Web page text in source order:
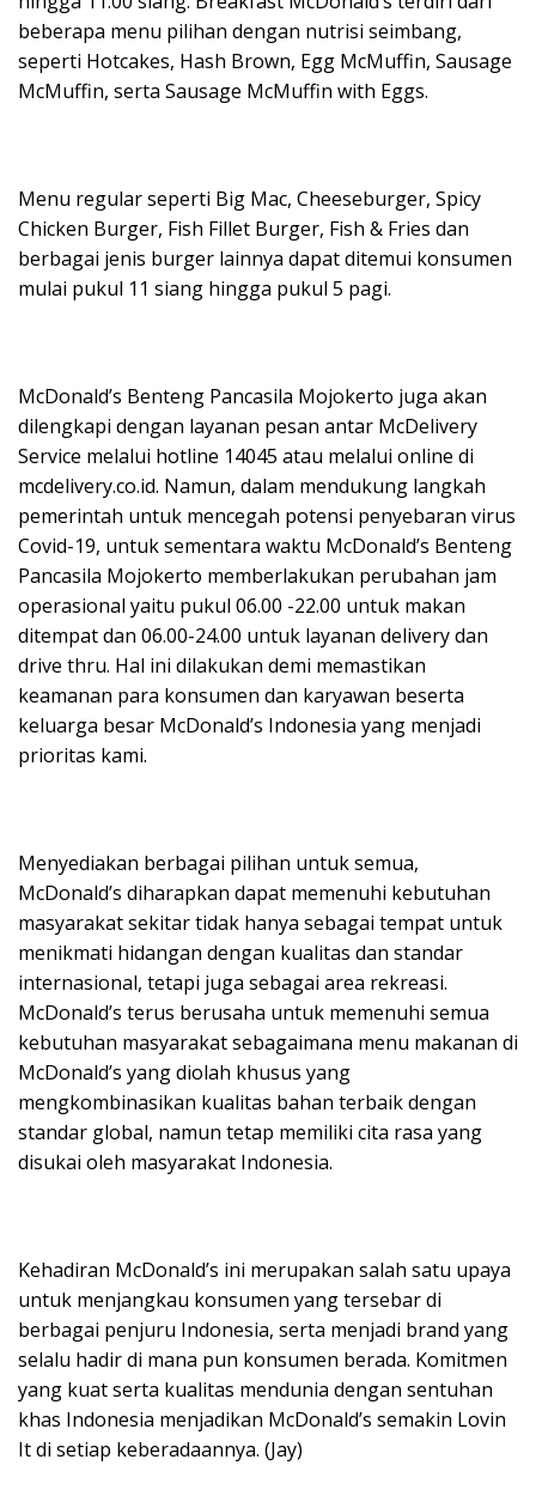
beberapa menu pilihan dengan nutrisi seimbang,
seperti Hotcakes, Hash Brown, Egg McMuffin, Sausage
McMuffin, serta Sausage McMuffin with Eggs.
Menu regular seperti Big Mac, Cheeseburger, Spicy
Chicken Burger, Fish Fillet Burger, Fish & Fries dan
berbagai jenis burger lainnya dapat ditemui konsumen
mulai pukul 11 siang hingga pukul 5 pagi.
McDonald’s Benteng Pancasila Mojokerto juga akan
dilengkapi dengan layanan pesan antar McDelivery
Service melalui hotline 14045 atau melalui online di
mcdelivery.co.id. Namun, dalam mendukung langkah
pemerintah untuk mencegah potensi penyebaran virus
Covid-19, untuk sementara waktu McDonald’s Benteng
Pancasila Mojokerto memberlakukan perubahan jam
operasional yaitu pukul 06.00 -22.00 untuk makan
ditempat dan 06.00-24.00 untuk layanan delivery dan
drive thru. Hal ini dilakukan demi memastikan
keamanan para konsumen dan karyawan beserta
keluarga besar McDonald’s Indonesia yang menjadi
prioritas kami.
Menyediakan berbagai pilihan untuk semua,
McDonald’s diharapkan dapat memenuhi kebutuhan
masyarakat sekitar tidak hanya sebagai tempat untuk
menikmati hidangan dengan kualitas dan standar
internasional, tetapi juga sebagai area rekreasi.
McDonald’s terus berusaha untuk memenuhi semua
kebutuhan masyarakat sebagaimana menu makanan di
McDonald’s yang diolah khusus yang
mengkombinasikan kualitas bahan terbaik dengan
standar global, namun tetap memiliki cita rasa yang
disukai oleh masyarakat Indonesia.
Kehadiran McDonald’s ini merupakan salah satu upaya
untuk menjangkau konsumen yang tersebar di
berbagai penjuru Indonesia, serta menjadi brand yang
selalu hadir di mana pun konsumen berada. Komitmen
yang kuat serta kualitas mendunia dengan sentuhan
khas Indonesia menjadikan McDonald’s semakin Lovin
It di setiap keberadaannya. (Jay)